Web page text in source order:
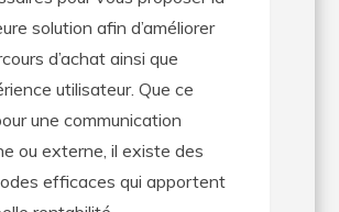
solution afin d’améliorer
d’achat ainsi que
utilisateur. Que ce
une communication
ou externe, il existe des
efficaces qui apportent